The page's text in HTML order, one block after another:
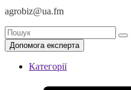
agrobiz@ua.fm
Допомога експерта
Категорії